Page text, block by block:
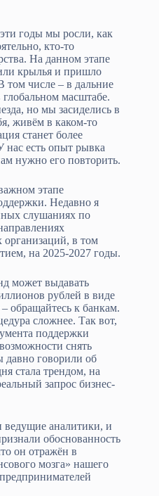
годы мы росли, как
кто-то
На данном этапе
крылья и пришло
том числе – в дальние
глобальном масштабе.
но мы засиделись в
живём в каком-то
станет более
нас есть опыт рывка
нужно его повторить.
этапе
Недавно я
слушаниях по
организаций, в том
на 2025-2027 годы.
может выдавать
рублей в виде
обращайтесь к банкам.
сложнее. Так вот,
поддержки
снять
говорили об
стала трендом, на
запрос бизнес-
аналитики, и
обоснованность
он отражён в
мозга» нашего